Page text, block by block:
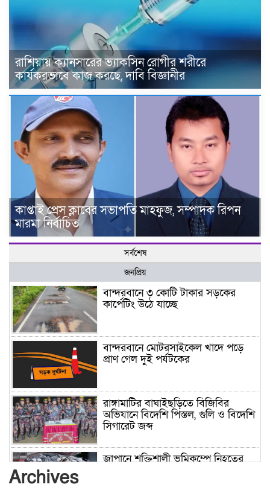
রাশিয়ায় ক্যানসারের ভ্যাকসিন রোগীর শরীরে
কার্যকরভাবে কাজ করছে, দাবি বিজ্ঞানীর
কাপ্তাই প্রেস ক্লাবের সভাপতি মাহফুজ, সম্পাদক রিপন
মারমা নির্বাচিত
সর্বশেষ
জনপ্রিয়
বান্দরবানে ৩ কোটি টাকার সড়কের
কার্পেটিং উঠে যাচ্ছে
বান্দরবানে মোটরসাইকেল খাদে পড়ে
প্রাণ গেল দুই পর্যটকের
রাঙ্গামাটির বাঘাইছড়িতে বিজিবির
অভিযানে বিদেশি পিস্তল, গুলি ও বিদেশি
সিগারেট জব্দ
জাপানে শক্তিশালী ভূমিকম্পে নিহতের
Archives